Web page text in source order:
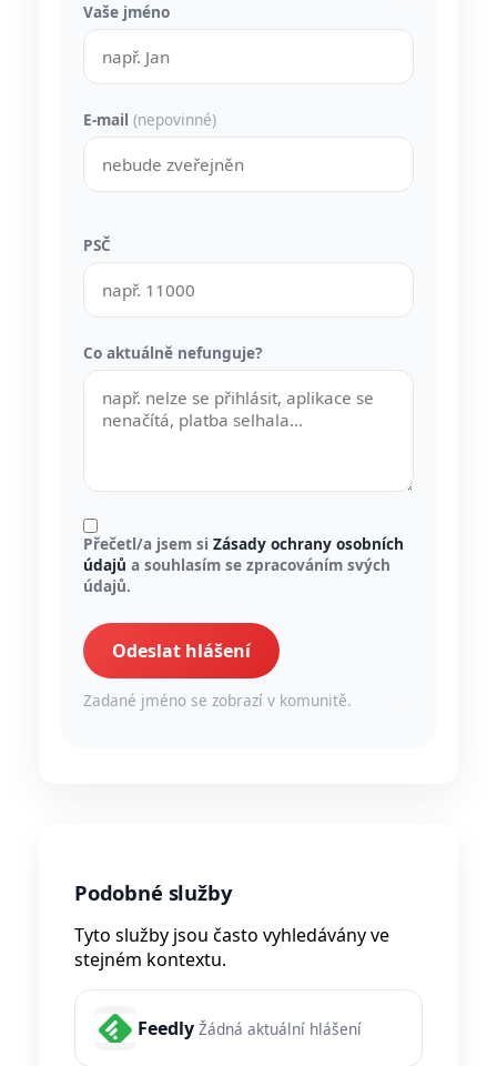
Vaše jméno
E-mail (nepovinné)
PSČ
Co aktuálně nefunguje?
Přečetl/a jsem si Zásady ochrany osobních
údajů a souhlasím se zpracováním svých
údajů.
Odeslat hlášení
Zadané jméno se zobrazí v komunitě.
Podobné služby
Tyto služby jsou často vyhledávány ve
stejném kontextu.
Feedly Žádná aktuální hlášení